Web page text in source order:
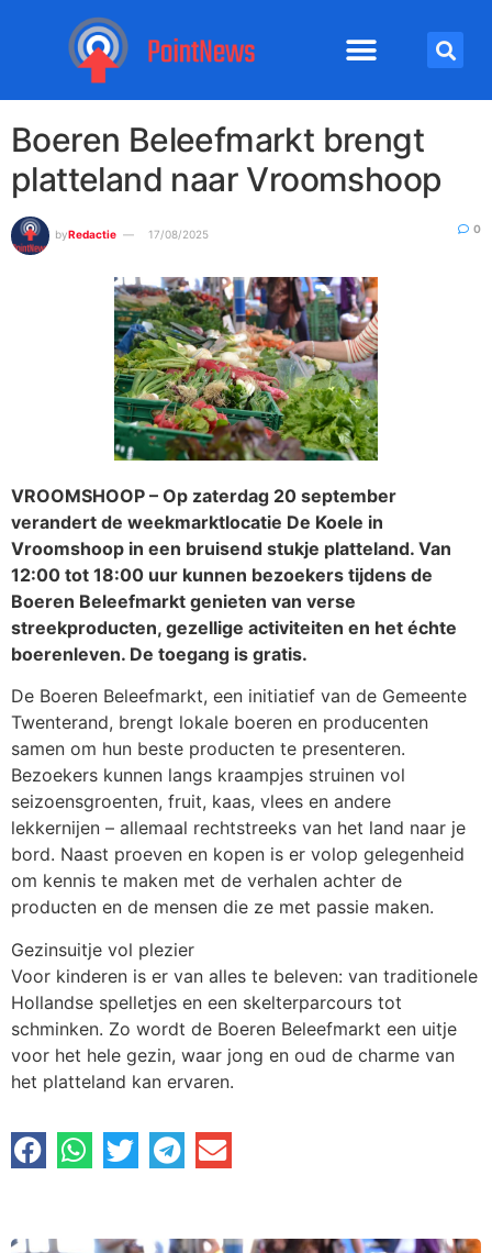
Boeren Beleefmarkt brengt
platteland naar Vroomshoop
byRedactie 17/08/2025 0
VROOMSHOOP – Op zaterdag 20 september
verandert de weekmarktlocatie De Koele in
Vroomshoop in een bruisend stukje platteland. Van
12:00 tot 18:00 uur kunnen bezoekers tijdens de
Boeren Beleefmarkt genieten van verse
streekproducten, gezellige activiteiten en het échte
boerenleven. De toegang is gratis.
De Boeren Beleefmarkt, een initiatief van de Gemeente
Twenterand, brengt lokale boeren en producenten
samen om hun beste producten te presenteren.
Bezoekers kunnen langs kraampjes struinen vol
seizoensgroenten, fruit, kaas, vlees en andere
lekkernijen – allemaal rechtstreeks van het land naar je
bord. Naast proeven en kopen is er volop gelegenheid
om kennis te maken met de verhalen achter de
producten en de mensen die ze met passie maken.
Gezinsuitje vol plezier
Voor kinderen is er van alles te beleven: van traditionele
Hollandse spelletjes en een skelterparcours tot
schminken. Zo wordt de Boeren Beleefmarkt een uitje
voor het hele gezin, waar jong en oud de charme van
het platteland kan ervaren.